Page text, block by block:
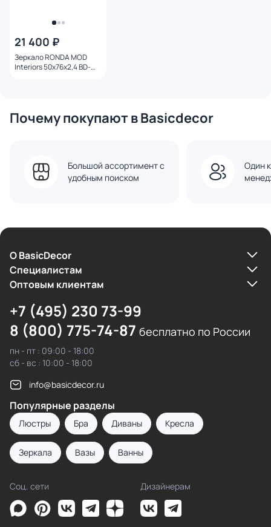
21 400 ₽
Зеркало RONDA MOD
Interiors 50х76х2,4 BD-
Почему покупают в Basicdecor
Большой ассортимент с
удобным поиском
Один
О BasicDecor
Cпециалистам
Оптовым клиентам
+7 (495) 230 73-99
8 (800) 775-74-87 бесплатно по России
пн - пт : 09:00 - 18:00
сб - вс : 10:00 - 18:00
info@basicdecor.ru
Популярные разделы
Люстры Бра Диваны Кресла
Зеркала Вазы Ванны
Соц. сети Дизайнерам